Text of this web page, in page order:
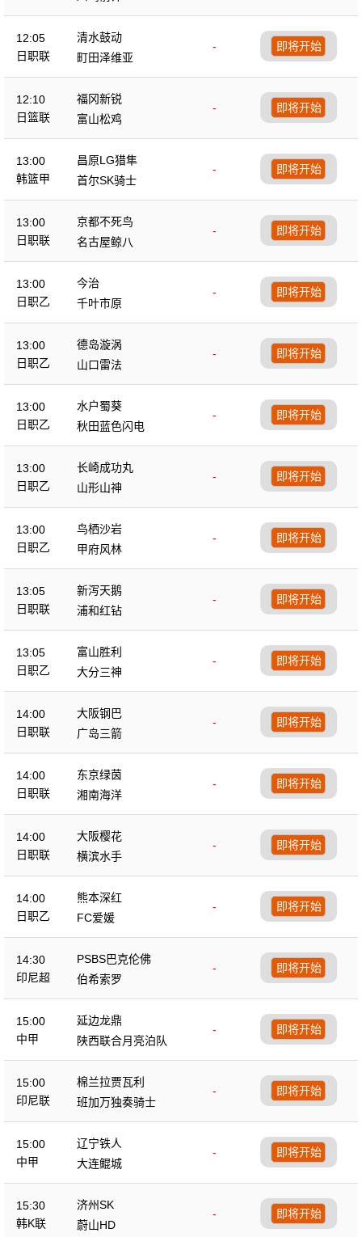
12:05
日职联
清水鼓动
-
町田泽维亚
即将开始
12:10
日篮联
福冈新锐
-
富山松鸡
即将开始
13:00
韩篮甲
昌原LG猎隼
-
首尔SK骑士
即将开始
13:00
日职联
京都不死鸟
-
名古屋鲸八
即将开始
13:00
日职乙
今治
-
千叶市原
即将开始
13:00
日职乙
德岛漩涡
-
山口雷法
即将开始
13:00
日职乙
水户蜀葵
-
秋田蓝色闪电
即将开始
13:00
日职乙
长崎成功丸
-
山形山神
即将开始
13:00
日职乙
鸟栖沙岩
-
甲府风林
即将开始
13:05
日职联
新泻天鹅
-
浦和红钻
即将开始
13:05
日职乙
富山胜利
-
大分三神
即将开始
14:00
日职联
大阪钢巴
-
广岛三箭
即将开始
14:00
日职联
东京绿茵
-
湘南海洋
即将开始
14:00
日职联
大阪樱花
-
横滨水手
即将开始
14:00
日职乙
熊本深红
-
FC爱媛
即将开始
14:30
印尼超
PSBS巴克伦佛
-
伯希索罗
即将开始
15:00
中甲
延边龙鼎
-
陕西联合月亮泊队
即将开始
15:00
印尼联
棉兰拉贾瓦利
-
班加万独奏骑士
即将开始
15:00
中甲
辽宁铁人
-
大连鲲城
即将开始
15:30
韩K联
济州SK
-
蔚山HD
即将开始